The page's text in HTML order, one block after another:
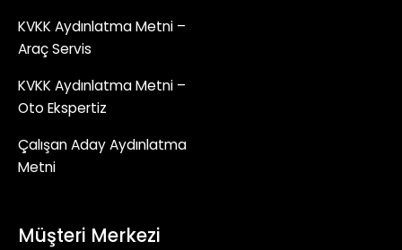
KVKK Aydınlatma Metni –
Araç Servis
KVKK Aydınlatma Metni –
Oto Ekspertiz
Çalışan Aday Aydınlatma
Metni
Müşteri Merkezi